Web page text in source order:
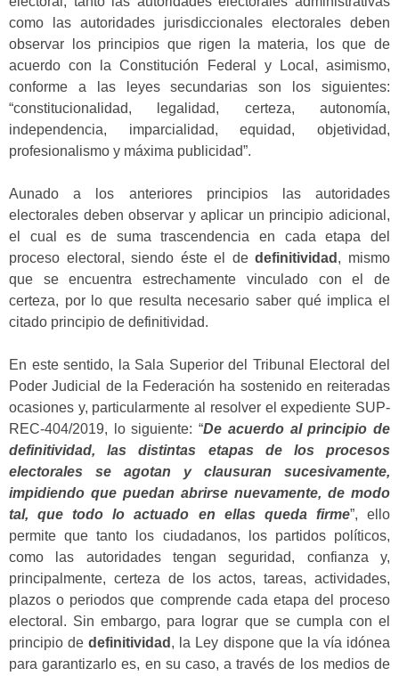
como las autoridades jurisdiccionales electorales deben
observar los principios que rigen la materia, los que de
acuerdo con la Constitución Federal y Local, asimismo,
conforme a las leyes secundarias son los siguientes:
“constitucionalidad, legalidad, certeza, autonomía,
independencia, imparcialidad, equidad, objetividad,
profesionalismo y máxima publicidad”.
Aunado a los anteriores principios las autoridades
electorales deben observar y aplicar un principio adicional,
el cual es de suma trascendencia en cada etapa del
proceso electoral, siendo éste el dedefinitividad , mismo
que se encuentra estrechamente vinculado con el de
certeza, por lo que resulta necesario saber qué implica el
citado principio de definitividad.
En este sentido, la Sala Superior del Tribunal Electoral del
Poder Judicial de la Federación ha sostenido en reiteradas
ocasiones y, particularmente al resolver el expediente SUP-
REC-404/2019, lo siguiente: “De acuerdo al principio de
definitividad, las distintas etapas de los procesos
electorales se agotan y clausuran sucesivamente,
impidiendo que puedan abrirse nuevamente, de modo
tal, que todo lo actuado en ellas queda firme”, ello
permite que tanto los ciudadanos, los partidos políticos,
como las autoridades tengan seguridad, confianza y,
principalmente, certeza de los actos, tareas, actividades,
plazos o periodos que comprende cada etapa del proceso
electoral. Sin embargo, para lograr que se cumpla con el
principio dedefinitividad , la Ley dispone que la vía idónea
para garantizarlo es, en su caso, a través de los medios de